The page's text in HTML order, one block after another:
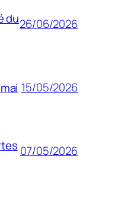
du26/06/2026
15/05/2026
07/05/2026